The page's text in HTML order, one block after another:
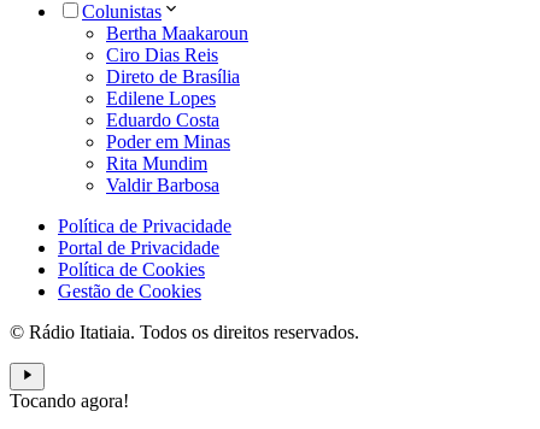
Colunistas
Bertha Maakaroun
Ciro Dias Reis
Direto de Brasília
Edilene Lopes
Eduardo Costa
Poder em Minas
Rita Mundim
Valdir Barbosa
Política de Privacidade
Portal de Privacidade
Política de Cookies
Gestão de Cookies
© Rádio Itatiaia. Todos os direitos reservados.
Tocando agora!